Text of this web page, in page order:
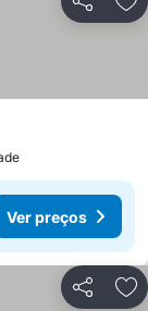
Partilhar
Ver preços
Partilhar